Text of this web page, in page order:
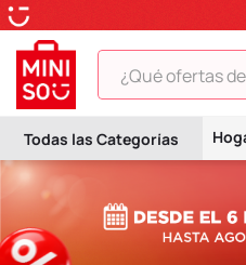
¿Qué ofertas
TÉRMINOS
1.
3.